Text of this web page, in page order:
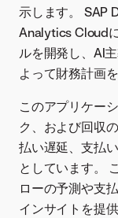
示します。 SAP
Analytics Cloud
ルを開発し、AI
よって財務計画
このアプリケー
ク、および回収
払い遅延、支払
としています。
ローの予測や支
インサイトを提